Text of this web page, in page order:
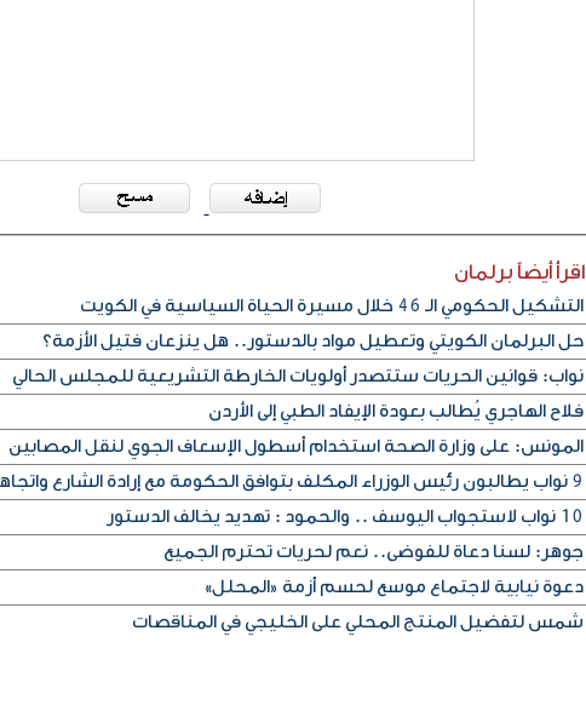
اقرأ أيضاً برلمان
التشكيل الحكومي الـ 46 خلال مسيرة الحياة السياسية في الكويت
حل البرلمان الكويتي وتعطيل مواد بالدستور.. هل ينزعان فتيل الأزمة؟
نواب: قوانين الحريات ستتصدر أولويات الخارطة التشريعية للمجلس الحالي
فلاح الهاجري يُطالب بعودة الإيفاد الطبي إلى الأردن
المونس: على وزارة الصحة استخدام أسطول الإسعاف الجوي لنقل المصابين
9 نواب يطالبون رئيس الوزراء المكلف بتوافق الحكومة مع إرادة الشارع واتجاهات المجلس الجديد
10 نواب لاستجواب اليوسف .. والحمود : تهديد يخالف الدستور
جوهر: لسنا دعاة للفوضى.. نعم لحريات تحترم الجميع
دعوة نيابية لاجتماع موسع لحسم أزمة «المحلل»
شمس لتفضيل المنتج المحلي على الخليجي في المناقصات